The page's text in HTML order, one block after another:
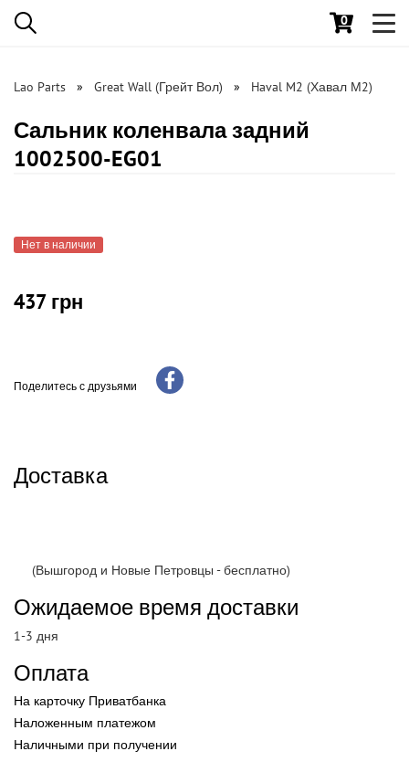
0
Lao Parts Great Wall (Грейт Вол) Haval M2 (Хавал М2)
Сальник коленвала задний
1002500-EG01
Нет в наличии
437 грн
Поделитесь с друзьями
Доставка
(Вышгород и Новые Петровцы - бесплатно)
Ожидаемое время доставки
1-3 дня
Оплата
На карточку Приватбанка
Наложенным платежом
Наличными при получении